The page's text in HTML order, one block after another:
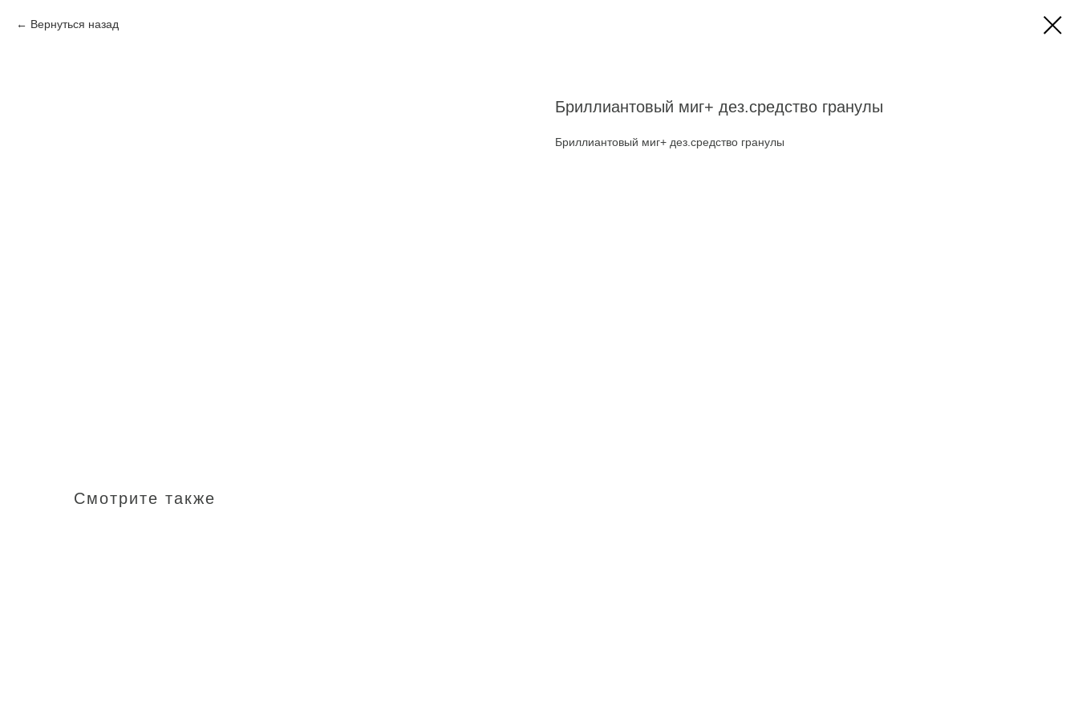
Вернуться назад
Бриллиантовый миг+ дез.средство гранулы
Бриллиантовый миг+ дез.средство гранулы
Смотрите также